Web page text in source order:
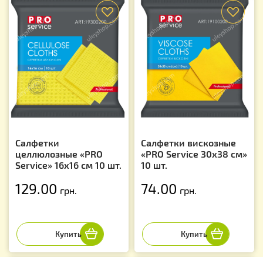
Салфетки
целлюлозные «PRO
Service» 16x16 см 10 шт.
129.00 грн.
Салфетки вискозные
«PRO Service 30x38 см»
10 шт.
74.00 грн.